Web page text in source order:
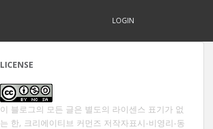
LOGIN
LICENSE
이 블로그의 모든 글은 별도의 라이센스 표기가 없
는 한, 크리에이티브 커먼즈 저작자표시-비영리-동